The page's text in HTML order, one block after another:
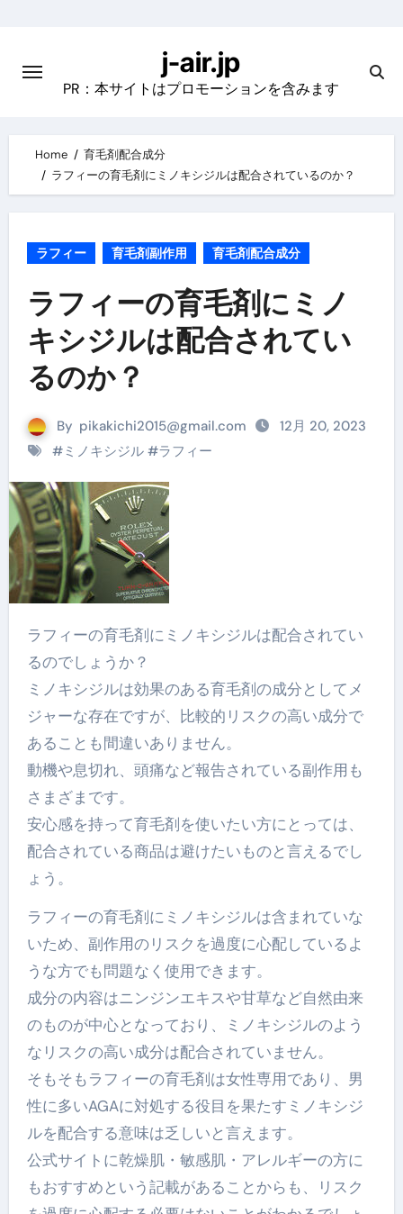
content
j-air.jp
PR：本サイトはプロモーションを含みます
Home
育毛剤配合成分
ラフィーの育毛剤にミノキシジルは配合されているのか？
ラフィー 育毛剤副作用 育毛剤配合成分
ラフィーの育毛剤にミノ
キシジルは配合されてい
るのか？
By pikakichi2015@gmail.com
12月 20, 2023
#ミノキシジル#ラフィー
ラフィーの育毛剤にミノキシジルは配合されてい
るのでしょうか？
ミノキシジルは効果のある育毛剤の成分としてメ
ジャーな存在ですが、比較的リスクの高い成分で
あることも間違いありません。
動機や息切れ、頭痛など報告されている副作用も
さまざまです。
安心感を持って育毛剤を使いたい方にとっては、
配合されている商品は避けたいものと言えるでし
ょう。
ラフィーの育毛剤にミノキシジルは含まれていな
いため、副作用のリスクを過度に心配しているよ
うな方でも問題なく使用できます。
成分の内容はニンジンエキスや甘草など自然由来
のものが中心となっており、ミノキシジルのよう
なリスクの高い成分は配合されていません。
そもそもラフィーの育毛剤は女性専用であり、男
性に多いAGAに対処する役目を果たすミノキシジ
ルを配合する意味は乏しいと言えます。
公式サイトに乾燥肌・敏感肌・アレルギーの方に
もおすすめという記載があることからも、リスク